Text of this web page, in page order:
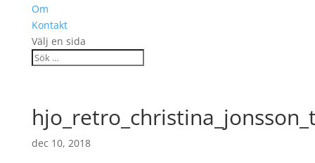
Om
Kontakt
Välj en sida
dec 10, 2018